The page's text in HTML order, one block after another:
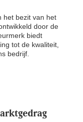
het bezit van het
door de
biedt
tot de kwaliteit,
bedrijf.